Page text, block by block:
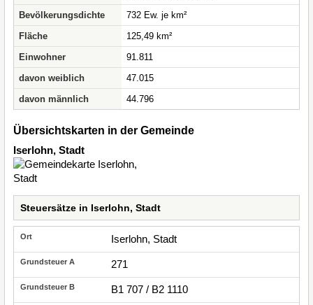
Bevölkerungsdichte
732 Ew. je km²
Fläche
125,49 km²
Einwohner
91.811
davon weiblich
47.015
davon männlich
44.796
Übersichtskarten in der Gemeinde
Iserlohn, Stadt
Steuersätze in Iserlohn, Stadt
Iserlohn, Stadt
271
B1 707 / B2 1110